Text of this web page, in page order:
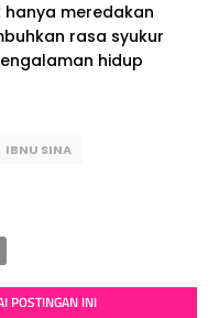
meredakan
rasa syukur
hidup
IBNU SINA
POSTINGAN INI